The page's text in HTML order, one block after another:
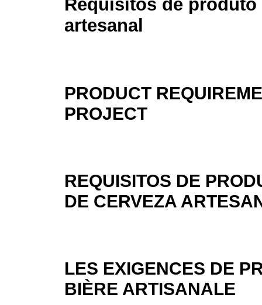
Requisitos de
artesanal
PRODUCT
PROJECT
REQUISITOS DE
DE CERVEZA
LES EXIGENCES DE
BIÈRE ARTISANALE